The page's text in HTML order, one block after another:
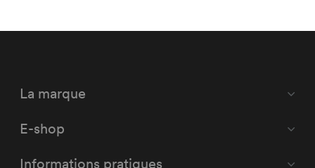
La marque
E-shop
Informations pratiques